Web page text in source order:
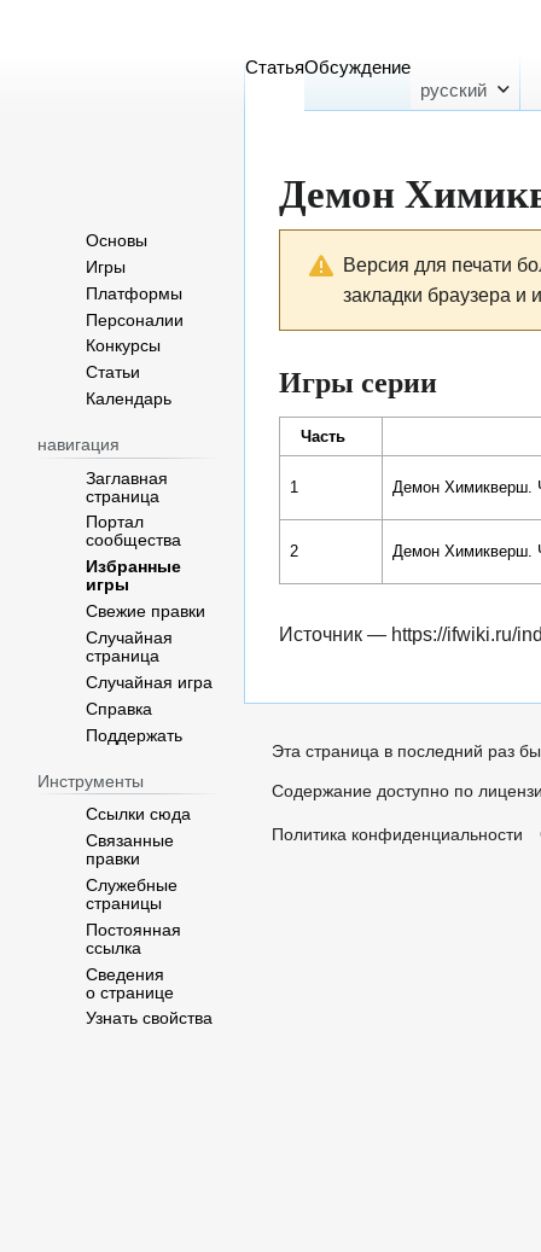
Демон
навигации
Версия для печати
закладки браузера и
Игры серии
Часть
1 Демон Химикверш.
2 Демон Химикверш.
Источник — https://ifwiki.ru/
СтатьяОбсуждение
русский
Основы
Игры
Платформы
Персоналии
Конкурсы
Статьи
Календарь
навигация
Заглавная
страница
Портал
сообщества
Избранные
игры
Свежие правки
Случайная
страница
Случайная игра
Справка
Поддержать
Инструменты
Ссылки сюда
Связанные
правки
Служебные
страницы
Постоянная
ссылка
Сведения
о странице
Узнать свойства
Эта страница в последний раз
Содержание доступно по
Политика конфиденциальности